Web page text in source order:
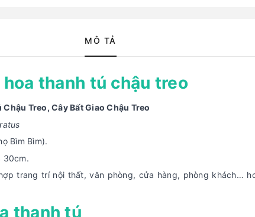
MÔ TẢ
thanh tú chậu treo
Chậu Treo, Cây Bất Giao Chậu Treo
Bìm Bìm).
30cm.
trang trí nội thất, văn phòng, cửa hàng, phòng khách…
thanh tú